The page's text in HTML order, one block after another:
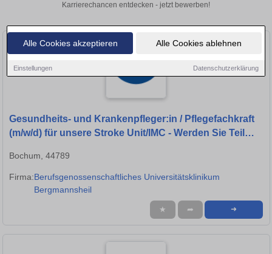
Alle Cookies akzeptieren Alle Cookies ablehnen
Einstellungen Datenschutzerklärung
Karrierechancen entdecken - jetzt bewerben!
Gesundheits- und Krankenpfleger:in / Pflegefachkraft
(m/w/d) für unsere Stroke Unit/IMC - Werden Sie Teil
Bochum, 44789
Firma:Berufsgenossenschaftliches Universitätsklinikum
Bergmannsheil
★ ➦ ➜